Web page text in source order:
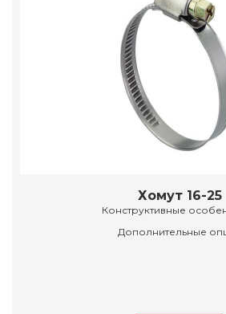
Хомут 16-25
Конструктивные
Дополнительные